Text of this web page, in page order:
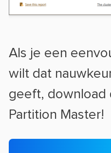
Als je een
wilt dat
geeft, download
Partition Master!